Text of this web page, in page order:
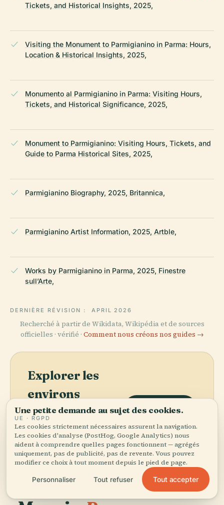
Tickets, and Historical Insights, 2025,
Visiting the Monument to Parmigianino in Parma: Hours,
Location & Historical Insights, 2025,
Monumento al Parmigianino in Parma: Visiting Hours,
Tickets, and Historical Significance, 2025,
Monument to Parmigianino: Visiting Hours, Tickets, and
Guide to Parma Historical Sites, 2025,
Parmigianino Biography, 2025, Britannica,
Parmigianino Artist Information, 2025, Artble,
Works by Parmigianino in Parma, 2025, Finestre
sull’Arte,
DERNIÈRE RÉVISION : APRIL 2026
Recherché à partir de Wikidata, Wikipédia et de sources
officielles · vérifié · Comment nous créons nos guides →
Explorer les
environs
Découvrez Monument à
Parmigianino sur la carte
et voyez ce qu'il y a à
proximité.
Voir la carte
Une petite demande au sujet des cookies.
UE · RGPD
Les cookies strictement nécessaires assurent la navigation.
Les cookies d'analyse (PostHog, Google Analytics) nous
aident à comprendre quelles pages fonctionnent — agrégés
uniquement, pas de publicité, pas de revente. Vous pouvez
modifier ce choix à tout moment depuis le pied de page.
Personnaliser Tout refuser Tout accepter